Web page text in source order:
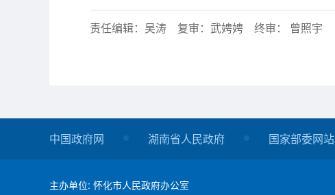
责任编辑：吴涛 复审：武娉娉 终审： 曾照宇
中国政府网 湖南省人民政府 国家部委网站
主办单位: 怀化市人民政府办公室